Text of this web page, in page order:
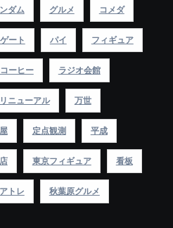
ダム グルメ コメダ
ート パイ フィギュア
ーヒー ラジオ会館
リニューアル 万世
定点観測 平成
東京フィギュア 看板
トレ 秋葉原グルメ